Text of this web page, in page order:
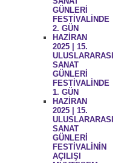
GÜNLERİ
FESTİVALİNDE
2. GÜN
HAZİRAN
2025 | 15.
ULUSLARARASI
SANAT
GÜNLERİ
FESTİVALİNDE
1. GÜN
HAZİRAN
2025 | 15.
ULUSLARARASI
SANAT
GÜNLERİ
FESTİVALİNİN
AÇILIŞI